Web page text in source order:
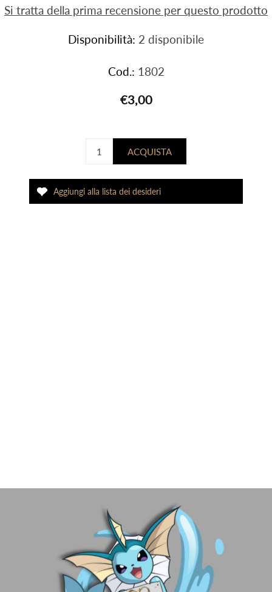
Si tratta della prima recensione per questo prodotto
Disponibilità: 2 disponibile
Cod.: 1802
€3,00